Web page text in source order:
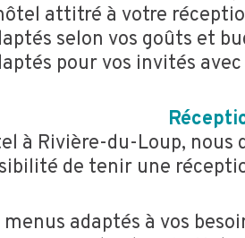
attitré à votre
selon vos goûts et
pour vos invités
à Rivière-du-Loup,
de tenir une
adaptés à vos